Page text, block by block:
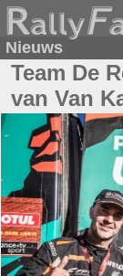
Nieuws
Team De
van Van